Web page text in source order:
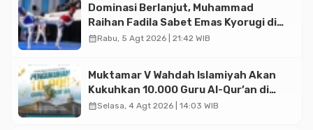
Dominasi Berlanjut, Muhammad
Raihan Fadila Sabet Emas Kyorugi di
Asian Taekwondo Indonesia Open
calendar_monthRabu, 5 Agt 2026 | 21:42 WIB
Muktamar V Wahdah Islamiyah Akan
Kukuhkan 10.000 Guru Al-Qur’an di
Masjid Istiqlal
calendar_monthSelasa, 4 Agt 2026 | 14:03 WIB